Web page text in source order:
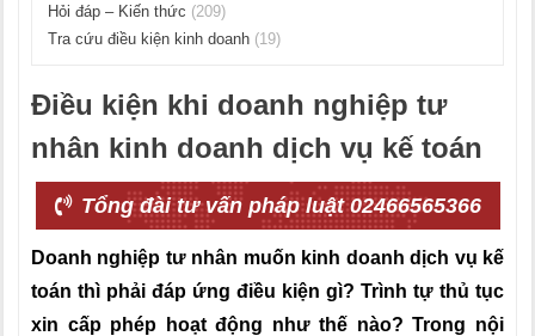
Hỏi đáp – Kiến thức (209)
Tra cứu điều kiện kinh doanh (19)
Điều kiện khi doanh nghiệp tư
nhân kinh doanh dịch vụ kế toán
Tổng đài tư vấn pháp luật 02466565366
Doanh nghiệp tư nhân muốn kinh doanh dịch vụ kế
toán thì phải đáp ứng điều kiện gì? Trình tự thủ tục
xin cấp phép hoạt động như thế nào? Trong nội